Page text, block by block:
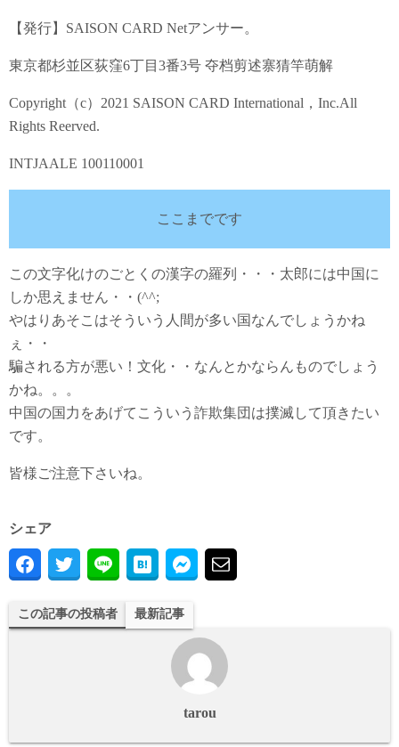
【発行】SAISON CARD Netアンサー。
東京都杉並区荻窪6丁目3番3号 夺档剪述寨猜竿萌解
Copyright（c）2021 SAISON CARD International，Inc.All
Rights Reerved.
INTJAALE 100110001
ここまでです
この文字化けのごとくの漢字の羅列・・・太郎には中国に
しか思えません・・(^^;
やはりあそこはそういう人間が多い国なんでしょうかね
ぇ・・
騙される方が悪い！文化・・なんとかならんものでしょう
かね。。。
中国の国力をあげてこういう詐欺集団は撲滅して頂きたい
です。
皆様ご注意下さいね。
シェア
この記事の投稿者 最新記事
tarou